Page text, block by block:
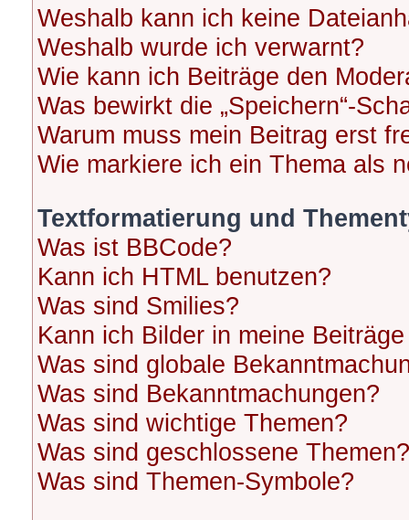
Weshalb kann ich keine
Weshalb wurde ich verwarnt?
Wie kann ich Beiträge den
Was bewirkt die „Speichern“-
Warum muss mein Beitrag erst
Wie markiere ich ein Thema als
Textformatierung und
Was ist BBCode?
Kann ich HTML benutzen?
Was sind Smilies?
Kann ich Bilder in meine
Was sind globale
Was sind Bekanntmachungen?
Was sind wichtige Themen?
Was sind geschlossene Themen?
Was sind Themen-Symbole?